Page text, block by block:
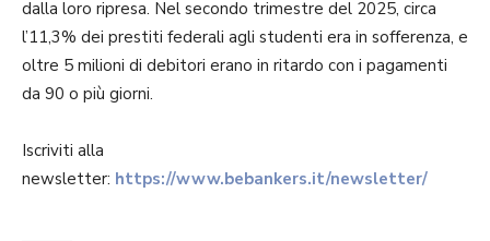
dalla loro ripresa. Nel secondo trimestre del 2025, circa
l’11,3% dei prestiti federali agli studenti era in sofferenza, e
oltre 5 milioni di debitori erano in ritardo con i pagamenti
da 90 o più giorni.
Iscriviti alla
newsletter: https://www.bebankers.it/newsletter/